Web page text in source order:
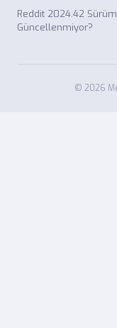
Reddit 2024.42
Güncellenmiyor?
© 2026